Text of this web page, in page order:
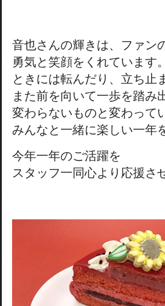
音也さんの輝きは、ファン
勇気と笑顔をくれています。
ときには転んだり、立ち止
また前を向いて一歩を踏み
変わらないものと変わって
みんなと一緒に楽しい一年
今年一年のご活躍を
スタッフ一同心より応援さ